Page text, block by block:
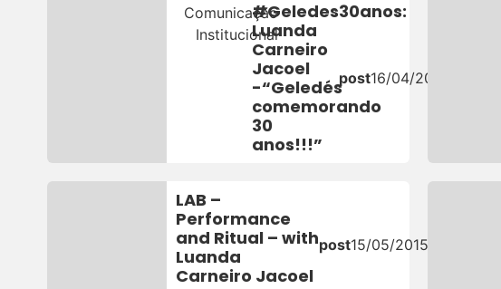
Comunicação
Institucional
#Geledes30anos:
Luanda
Carneiro
Jacoel
-“Geledés
comemorando
30
anos!!!”
post16/04/2018
LAB –
Performance
and Ritual – with
Luanda
Carneiro Jacoel
post15/05/2015